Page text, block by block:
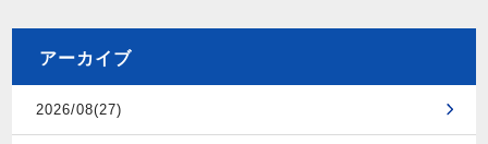
アーカイブ
2026/08(27)